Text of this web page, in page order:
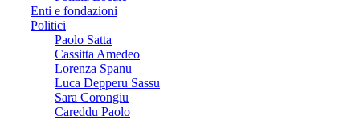
Enti e fondazioni
Politici
Paolo Satta
Cassitta Amedeo
Lorenza Spanu
Luca Depperu Sassu
Sara Corongiu
Careddu Paolo